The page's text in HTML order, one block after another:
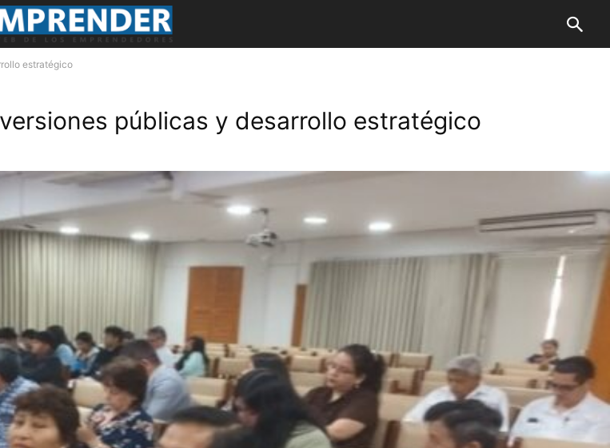
estratégico
públicas y desarrollo estratégico